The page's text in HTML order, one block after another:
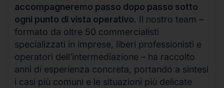
accompagneremo passo dopo passo sotto
ogni punto di vista operativo. Il nostro team –
formato da oltre 50 commercialisti
specializzati in imprese, liberi professionisti e
operatori dell’intermediazione – ha raccolto
anni di esperienza concreta, portando a sintesi
i casi più comuni e le situazioni più delicate